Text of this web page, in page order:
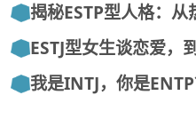
揭秘ESTP型人格：
ESTJ型女生谈恋爱，
我是INTJ，你是